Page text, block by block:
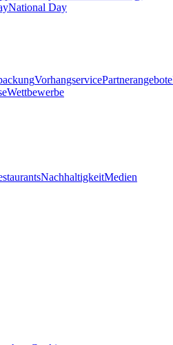
National Day
VorhangservicePartnerangebote
Wettbewerbe
NachhaltigkeitMedien